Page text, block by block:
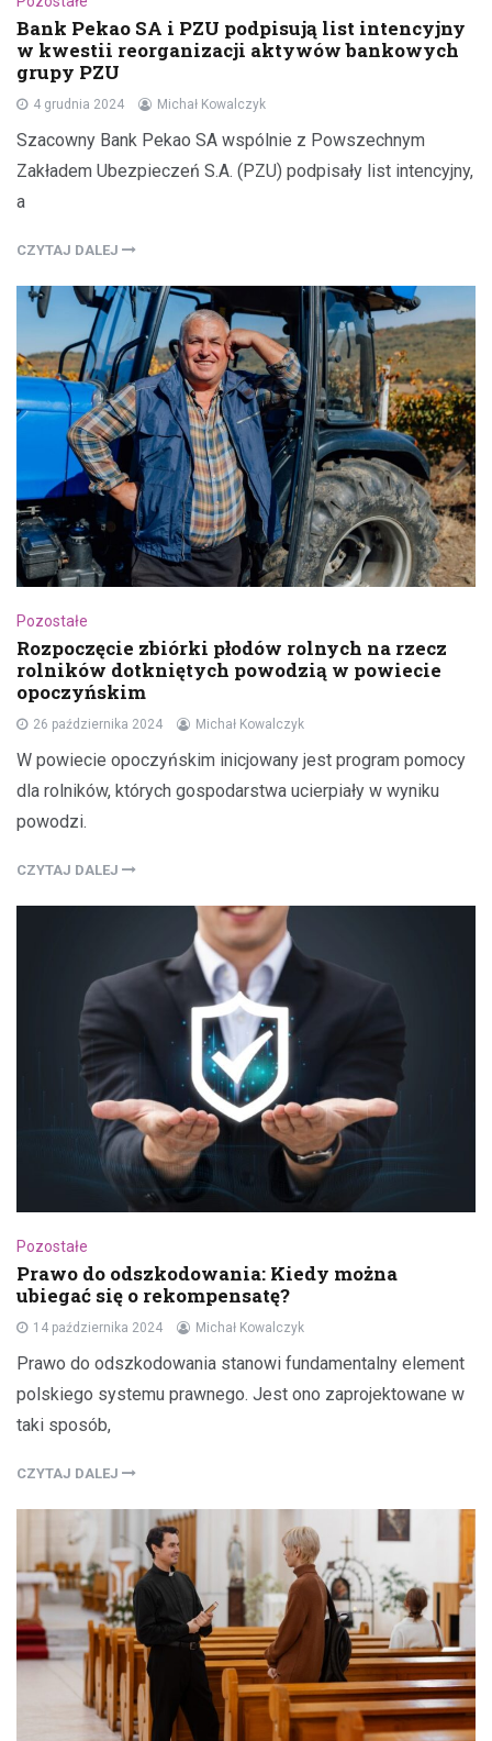
Bank Pekao SA i PZU podpisują list intencyjny
w kwestii reorganizacji aktywów bankowych
grupy PZU
4 grudnia 2024 Michał Kowalczyk
Szacowny Bank Pekao SA wspólnie z Powszechnym
Zakładem Ubezpieczeń S.A. (PZU) podpisały list intencyjny,
a
CZYTAJ DALEJ
Pozostałe
Rozpoczęcie zbiórki płodów rolnych na rzecz
rolników dotkniętych powodzią w powiecie
opoczyńskim
26 października 2024 Michał Kowalczyk
W powiecie opoczyńskim inicjowany jest program pomocy
dla rolników, których gospodarstwa ucierpiały w wyniku
powodzi.
CZYTAJ DALEJ
Pozostałe
Prawo do odszkodowania: Kiedy można
ubiegać się o rekompensatę?
14 października 2024 Michał Kowalczyk
Prawo do odszkodowania stanowi fundamentalny element
polskiego systemu prawnego. Jest ono zaprojektowane w
taki sposób,
CZYTAJ DALEJ